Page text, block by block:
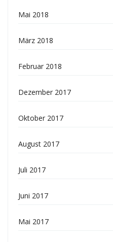
Mai 2018
März 2018
Februar 2018
Dezember 2017
Oktober 2017
August 2017
Juli 2017
Juni 2017
Mai 2017